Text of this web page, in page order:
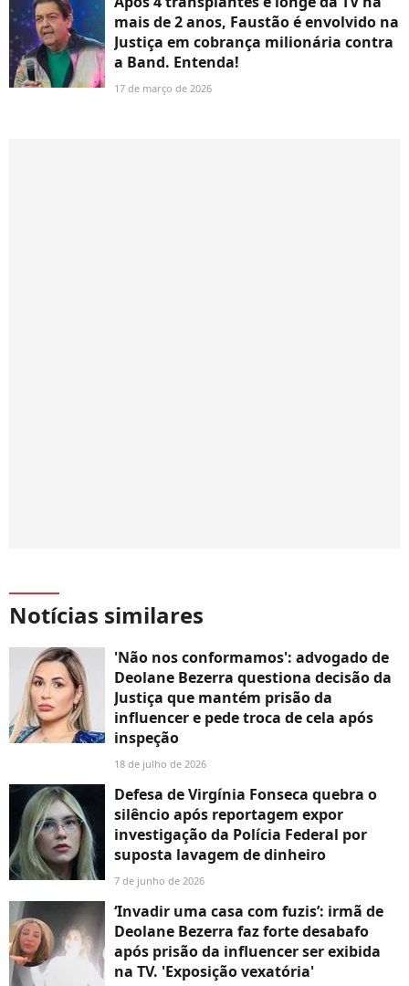
mais de 2 anos, Faustão é envolvido na
Justiça em cobrança milionária contra
a Band. Entenda!
17 de março de 2026
Notícias similares
'Não nos conformamos': advogado de
Deolane Bezerra questiona decisão da
Justiça que mantém prisão da
influencer e pede troca de cela após
inspeção
18 de julho de 2026
Defesa de Virgínia Fonseca quebra o
silêncio após reportagem expor
investigação da Polícia Federal por
suposta lavagem de dinheiro
7 de junho de 2026
‘Invadir uma casa com fuzis’: irmã de
Deolane Bezerra faz forte desabafo
após prisão da influencer ser exibida
na TV. 'Exposição vexatória'